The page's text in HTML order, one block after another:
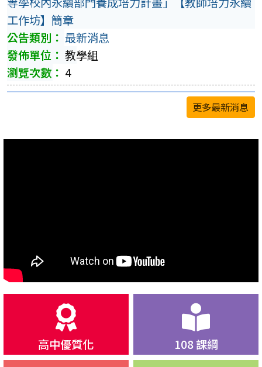
工作坊】簡章
最新消息
教學組
4
更多最新消息
高中優質化 108 課綱